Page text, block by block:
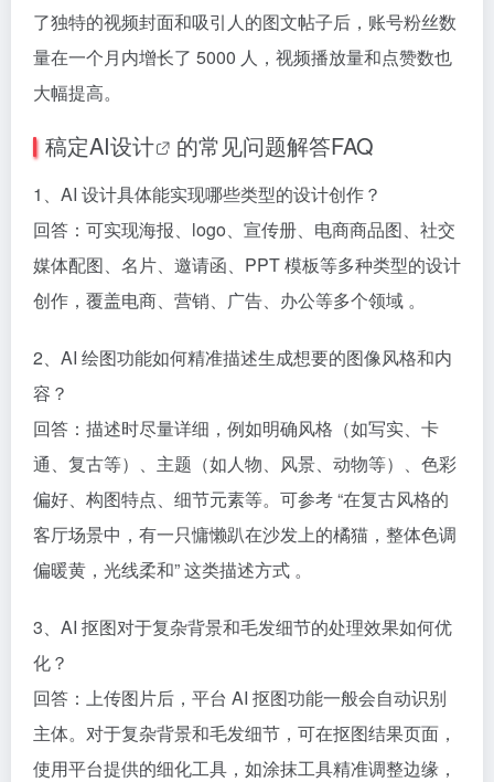
了独特的视频封面和吸引人的图文帖子后，账号粉丝数
量在一个月内增长了 5000 人，视频播放量和点赞数也
大幅提高。
稿定AI设计 的常见问题解答FAQ
1、AI 设计具体能实现哪些类型的设计创作？​
回答：可实现海报、logo、宣传册、电商商品图、社交
媒体配图、名片、邀请函、PPT 模板等多种类型的设计
创作，覆盖电商、营销、广告、办公等多个领域 。​
2、AI 绘图功能如何精准描述生成想要的图像风格和内
容？​
回答：描述时尽量详细，例如明确风格（如写实、卡
通、复古等）、主题（如人物、风景、动物等）、色彩
偏好、构图特点、细节元素等。可参考 “在复古风格的
客厅场景中，有一只慵懒趴在沙发上的橘猫，整体色调
偏暖黄，光线柔和” 这类描述方式 。​
3、AI 抠图对于复杂背景和毛发细节的处理效果如何优
化？​
回答：上传图片后，平台 AI 抠图功能一般会自动识别
主体。对于复杂背景和毛发细节，可在抠图结果页面，
使用平台提供的细化工具，如涂抹工具精准调整边缘，